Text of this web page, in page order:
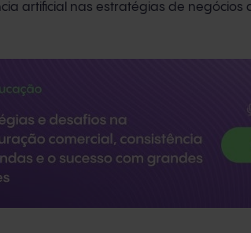
artificial nas estratégias de negócios